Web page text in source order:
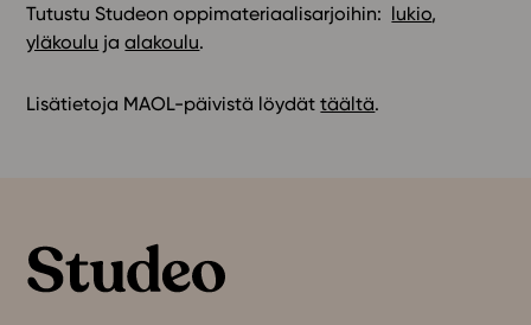
Tutustu Studeon oppimateriaalisarjoihin: lukio,
yläkoulu jaalakoulu.
Lisätietoja MAOL-päivistä löydättäältä.